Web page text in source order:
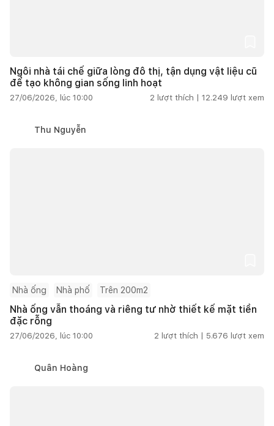
Ngôi nhà tái chế giữa lòng đô thị, tận dụng vật liệu cũ
để tạo không gian sống linh hoạt
27/06/2026, lúc 10:00 2 lượt thích | 12.249 lượt xem
Thu Nguyễn
Nhà ống Nhà phố Trên 200m2
Nhà ống vẫn thoáng và riêng tư nhờ thiết kế mặt tiền
đặc rỗng
27/06/2026, lúc 10:00 2 lượt thích | 5.676 lượt xem
Quân Hoàng